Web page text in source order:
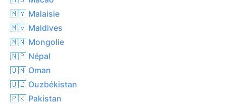
🇲🇾 Malaisie
🇲🇻 Maldives
🇲🇳 Mongolie
🇳🇵 Népal
🇴🇲 Oman
🇺🇿 Ouzbékistan
🇵🇰 Pakistan